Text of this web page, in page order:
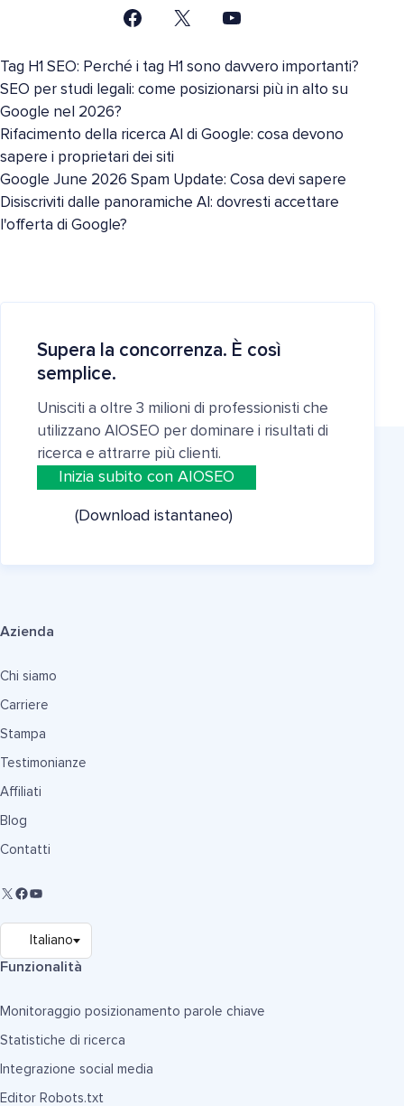
Tag H1 SEO: Perché i tag H1 sono davvero importanti?
SEO per studi legali: come posizionarsi più in alto su
Google nel 2026?
Rifacimento della ricerca AI di Google: cosa devono
sapere i proprietari dei siti
Google June 2026 Spam Update: Cosa devi sapere
Disiscriviti dalle panoramiche AI: dovresti accettare
l'offerta di Google?
Supera la concorrenza. È così
semplice.
Unisciti a oltre 3 milioni di professionisti che
utilizzano AIOSEO per dominare i risultati di
ricerca e attrarre più clienti.
Inizia subito con AIOSEO
(Download istantaneo)
Azienda
Chi siamo
Carriere
Stampa
Testimonianze
Affiliati
Blog
Contatti
Funzionalità
Monitoraggio posizionamento parole chiave
Statistiche di ricerca
Integrazione social media
Editor Robots.txt